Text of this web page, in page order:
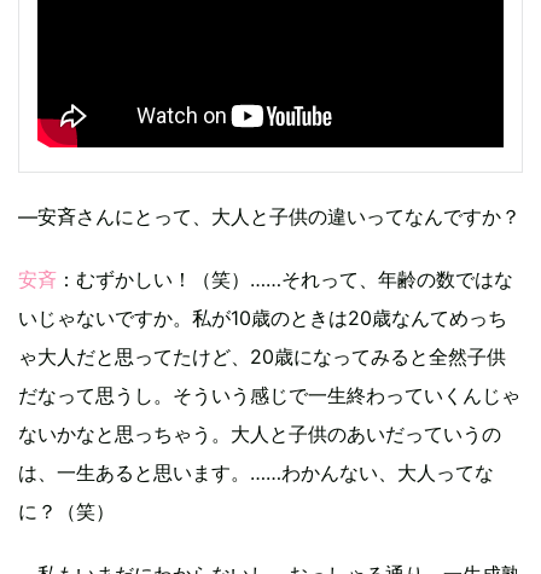
―安斉さんにとって、大人と子供の違いってなんですか？
安斉 ：むずかしい！（笑）……それって、年齢の数ではな
いじゃないですか。私が10歳のときは20歳なんてめっち
ゃ大人だと思ってたけど、20歳になってみると全然子供
だなって思うし。そういう感じで一生終わっていくんじゃ
ないかなと思っちゃう。大人と子供のあいだっていうの
は、一生あると思います。……わかんない、大人ってな
に？（笑）